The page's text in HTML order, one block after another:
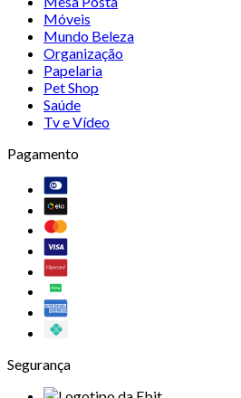
Móveis
Mundo Beleza
Organização
Papelaria
Pet Shop
Saúde
Tv e Vídeo
Pagamento
Segurança